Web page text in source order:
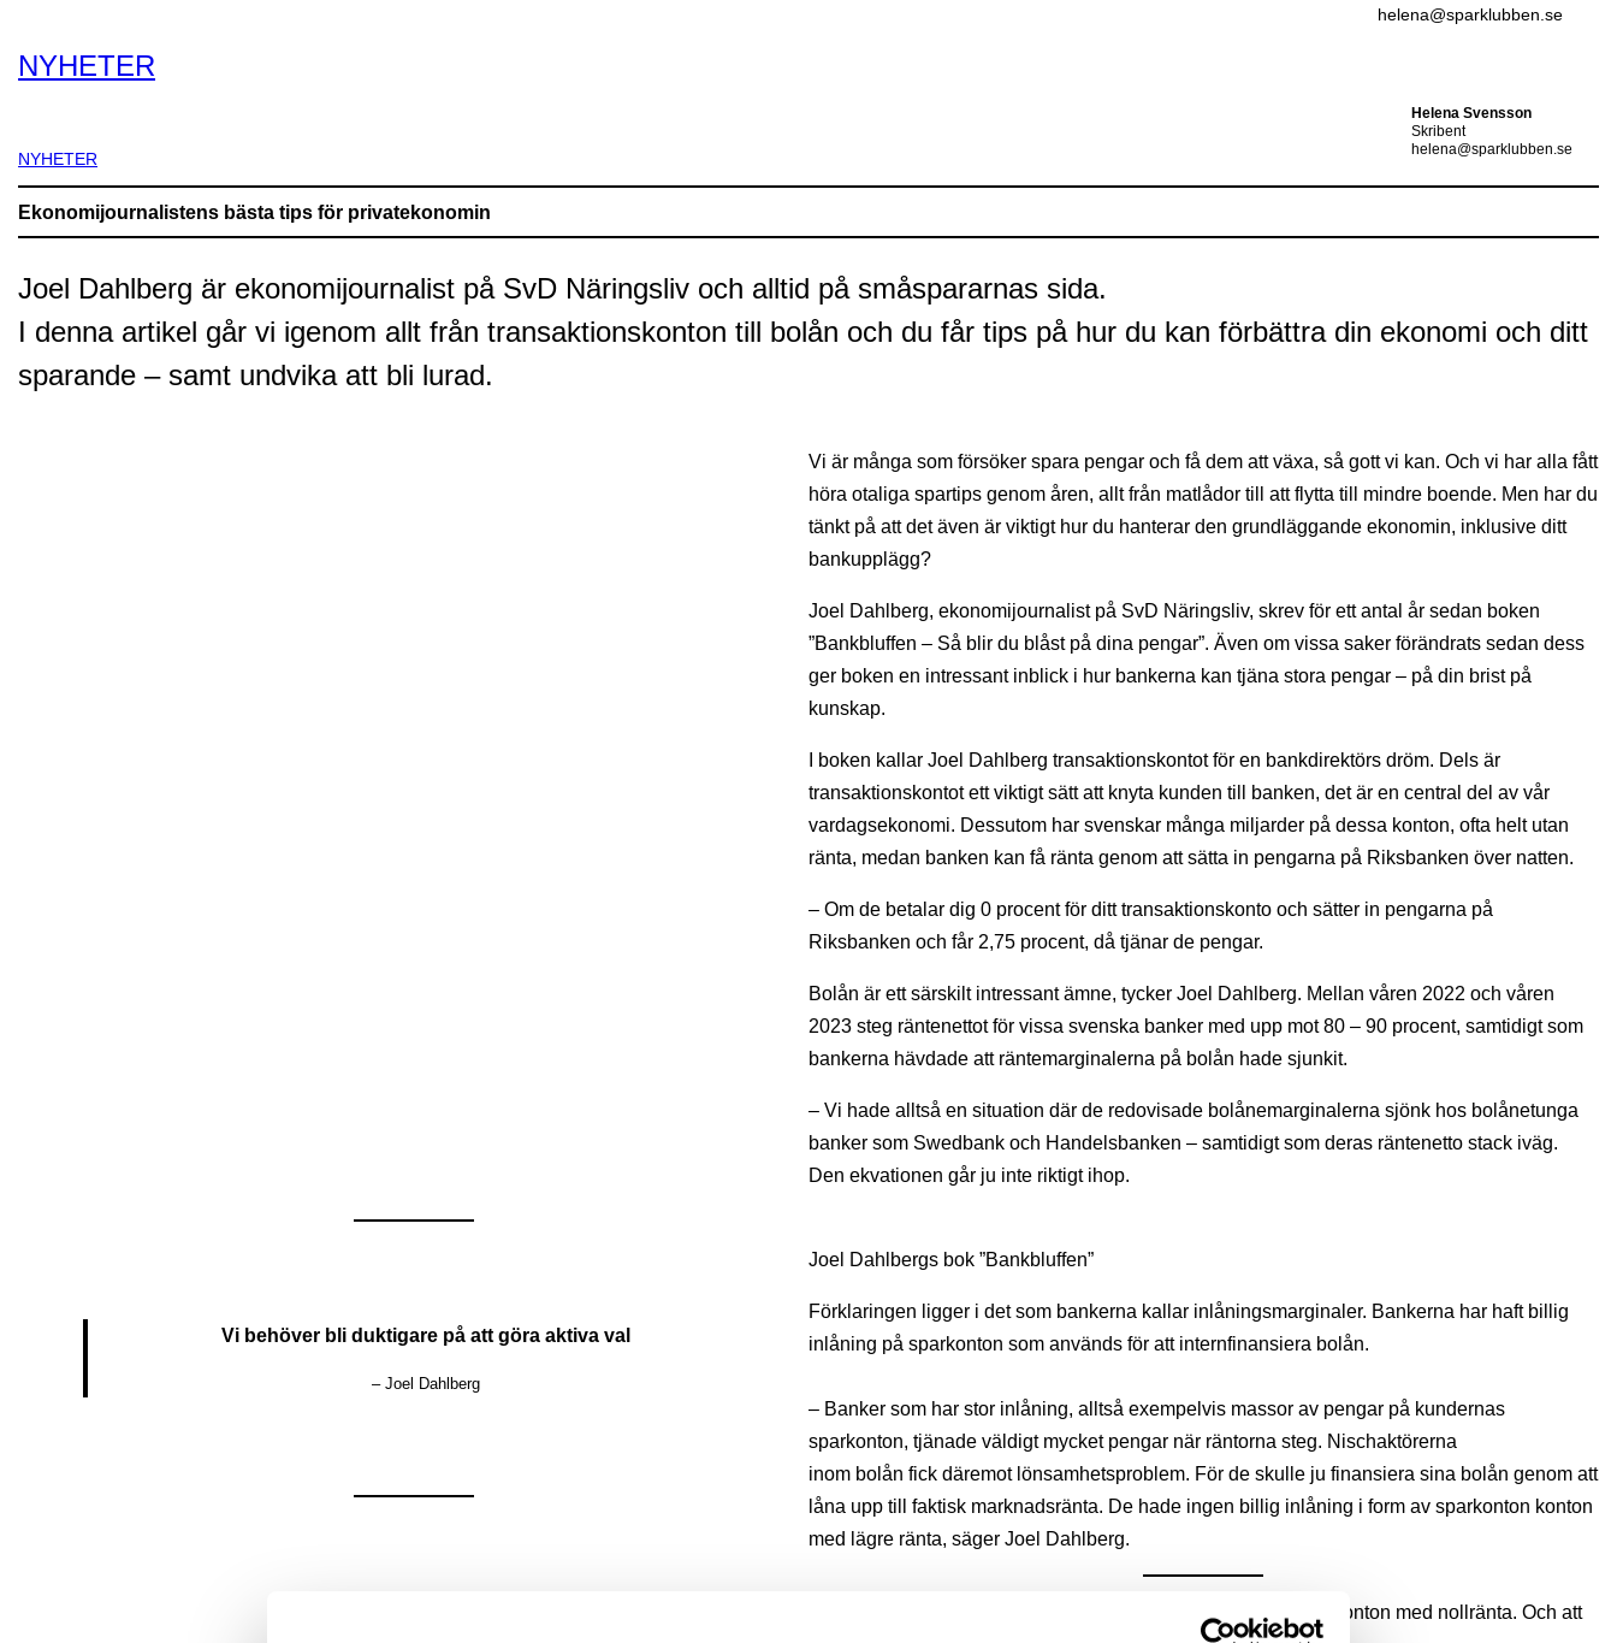
helena@sparklubben.se
NYHETER
NYHETER
Helena Svensson
Skribent
helena@sparklubben.se
Ekonomijournalistens bästa tips för privatekonomin
Joel Dahlberg är ekonomijournalist på SvD Näringsliv och alltid på småspararnas sida.
I denna artikel går vi igenom allt från transaktionskonton till bolån och du får tips på hur du kan förbättra din ekonomi och ditt
sparande – samt undvika att bli lurad.
Vi är många som försöker spara pengar och få dem att växa, så gott vi kan. Och vi har alla fått
höra otaliga spartips genom åren, allt från matlådor till att flytta till mindre boende. Men har du
tänkt på att det även är viktigt hur du hanterar den grundläggande ekonomin, inklusive ditt
bankupplägg?
Joel Dahlberg, ekonomijournalist på SvD Näringsliv, skrev för ett antal år sedan boken
”Bankbluffen – Så blir du blåst på dina pengar”. Även om vissa saker förändrats sedan dess
ger boken en intressant inblick i hur bankerna kan tjäna stora pengar – på din brist på
kunskap.
I boken kallar Joel Dahlberg transaktionskontot för en bankdirektörs dröm. Dels är
transaktionskontot ett viktigt sätt att knyta kunden till banken, det är en central del av vår
vardagsekonomi. Dessutom har svenskar många miljarder på dessa konton, ofta helt utan
ränta, medan banken kan få ränta genom att sätta in pengarna på Riksbanken över natten.
– Om de betalar dig 0 procent för ditt transaktionskonto och sätter in pengarna på
Riksbanken och får 2,75 procent, då tjänar de pengar.
Bolån är ett särskilt intressant ämne, tycker Joel Dahlberg. Mellan våren 2022 och våren
2023 steg räntenettot för vissa svenska banker med upp mot 80 – 90 procent, samtidigt som
bankerna hävdade att räntemarginalerna på bolån hade sjunkit.
– Vi hade alltså en situation där de redovisade bolånemarginalerna sjönk hos bolånetunga
banker som Swedbank och Handelsbanken – samtidigt som deras räntenetto stack iväg.
Den ekvationen går ju inte riktigt ihop.
Vi behöver bli duktigare på att göra aktiva val
– Joel Dahlberg
Joel Dahlbergs bok ”Bankbluffen”
Förklaringen ligger i det som bankerna kallar inlåningsmarginaler. Bankerna har haft billig
inlåning på sparkonton som används för att internfinansiera bolån.
– Banker som har stor inlåning, alltså exempelvis massor av pengar på kundernas
sparkonton, tjänade väldigt mycket pengar när räntorna steg. Nischaktörerna
inom bolån fick däremot lönsamhetsproblem. För de skulle ju finansiera sina bolån genom att
låna upp till faktisk marknadsränta. De hade ingen billig inlåning i form av sparkonton konton
med lägre ränta, säger Joel Dahlberg.
Joel menar att vi inte ska ha en massa pengar på transaktionskonton med nollränta. Och att